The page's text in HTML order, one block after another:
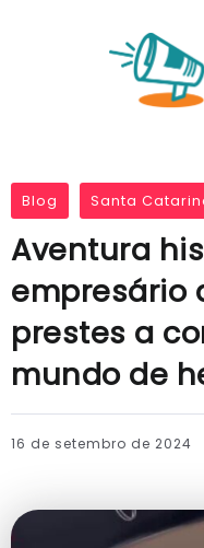
Blog Santa
Aventura
empresário
prestes a
mundo de
16 de setembro de 2024